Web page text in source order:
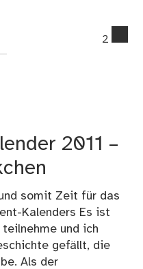
2
2011 –
somit Zeit für das
Kalenders Es ist
und ich
gefällt, die
Als der